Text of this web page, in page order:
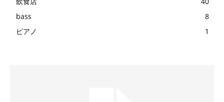
bass
8
ピアノ
1